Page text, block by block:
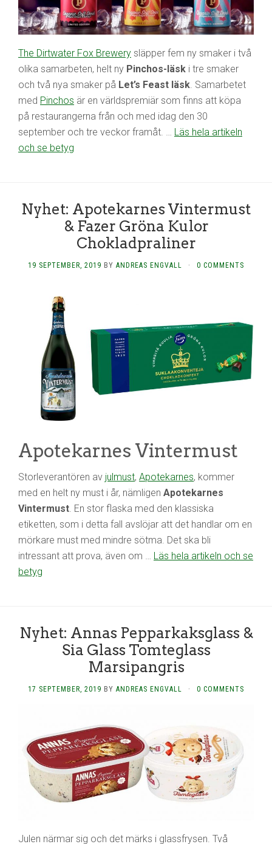
The Dirtwater Fox Brewery släpper fem ny smaker i två
olika samarbeten, helt ny Pinchos-läsk i tre smaker
och två nya smaker på Let’s Feast läsk . Samarbetet
med Pinchos är en världspremiär som finns att köpa
på restaurangerna från och med idag den 30
september och tre veckor framåt. … Läs hela artikeln
och se betyg
Nyhet: Apotekarnes Vintermust
& Fazer Gröna Kulor
Chokladpraliner
19 SEPTEMBER, 2019 BY ANDREAS ENGVALL · 0 COMMENTS
Apotekarnes Vintermust
Storleverantören av julmust, Apotekarnes, kommer
med en helt ny must i år, nämligen Apotekarnes
Vintermust. En stor flaska med den klassiska
etiketten, som i detta fall avslöjar att det handlar om en
mörkare must med mindre sötma. Det ska bli
intressant att prova, även om … Läs hela artikeln och se
betyg
Nyhet: Annas Pepparkaksglass &
Sia Glass Tomteglass
Marsipangris
17 SEPTEMBER, 2019 BY ANDREAS ENGVALL · 0 COMMENTS
Julen närmar sig och det märks i glassfrysen. Två